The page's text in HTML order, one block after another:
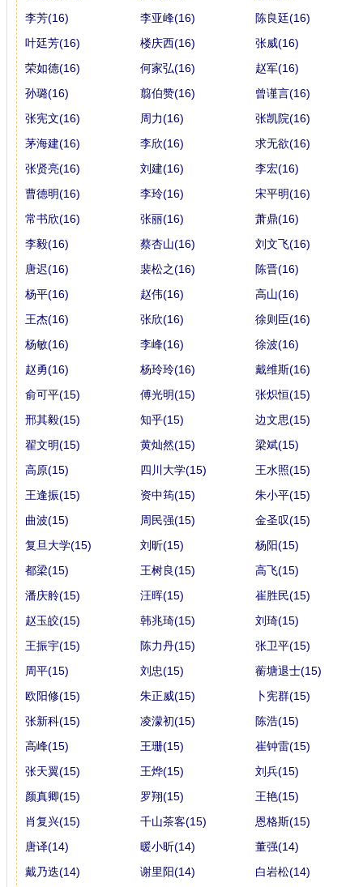
李芳(16)
李亚峰(16)
陈良廷(16)
叶廷芳(16)
楼庆西(16)
张威(16)
荣如德(16)
何家弘(16)
赵军(16)
孙璐(16)
翦伯赞(16)
曾谨言(16)
张宪文(16)
周力(16)
张凯院(16)
茅海建(16)
李欣(16)
求无欲(16)
张贤亮(16)
刘建(16)
李宏(16)
曹德明(16)
李玲(16)
宋平明(16)
常书欣(16)
张丽(16)
萧鼎(16)
李毅(16)
蔡杏山(16)
刘文飞(16)
唐迟(16)
裴松之(16)
陈晋(16)
杨平(16)
赵伟(16)
高山(16)
王杰(16)
张欣(16)
徐则臣(16)
杨敏(16)
李峰(16)
徐波(16)
赵勇(16)
杨玲玲(16)
戴维斯(16)
俞可平(15)
傅光明(15)
张炽恒(15)
邢其毅(15)
知乎(15)
边文思(15)
翟文明(15)
黄灿然(15)
梁斌(15)
高原(15)
四川大学(15)
王水照(15)
王逢振(15)
资中筠(15)
朱小平(15)
曲波(15)
周民强(15)
金圣叹(15)
复旦大学(15)
刘昕(15)
杨阳(15)
都梁(15)
王树良(15)
高飞(15)
潘庆舲(15)
汪晖(15)
崔胜民(15)
赵玉皎(15)
韩兆琦(15)
刘琦(15)
王振宇(15)
陈力丹(15)
张卫平(15)
周平(15)
刘忠(15)
蘅塘退士(15)
欧阳修(15)
朱正威(15)
卜宪群(15)
张新科(15)
凌濛初(15)
陈浩(15)
高峰(15)
王珊(15)
崔钟雷(15)
张天翼(15)
王烨(15)
刘兵(15)
颜真卿(15)
罗翔(15)
王艳(15)
肖复兴(15)
千山茶客(15)
恩格斯(15)
唐译(14)
暖小昕(14)
董强(14)
戴乃迭(14)
谢里阳(14)
白岩松(14)